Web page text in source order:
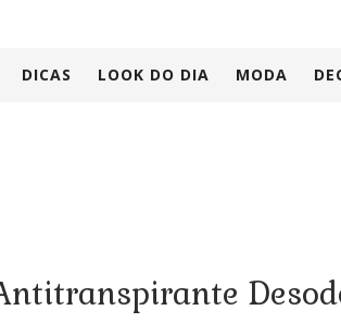
DICAS LOOK DO DIA MODA